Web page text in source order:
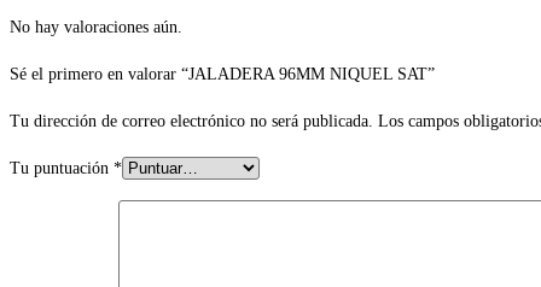
No hay valoraciones aún.
Sé el primero en valorar “JALADERA 96MM NIQUEL SAT”
Tu dirección de correo electrónico no será publicada. Los campos
Tu puntuación *